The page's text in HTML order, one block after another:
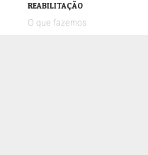
REABILITAÇÃO
O que fazemos